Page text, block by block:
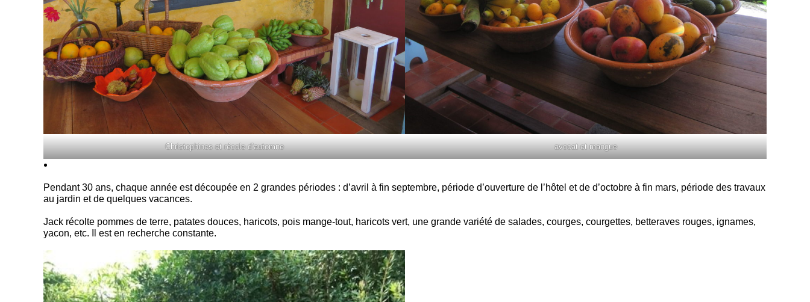
Christophines et récole d’automne avocat et mangue
Pendant 30 ans, chaque année est découpée en 2 grandes périodes : d’avril à fin septembre, période d’ouverture de l’hôtel et de d’octobre à fin mars, période des travaux
au jardin et de quelques vacances.
Jack récolte pommes de terre, patates douces, haricots, pois mange-tout, haricots vert, une grande variété de salades, courges, courgettes, betteraves rouges, ignames,
yacon, etc. Il est en recherche constante.